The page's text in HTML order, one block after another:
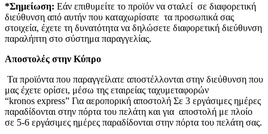
*Σημείωση: Εάν επιθυμείτε το προϊόν να σταλεί σε διαφορετική
διεύθυνση από αυτήν που καταχωρίσατε τα προσωπικά σας
στοιχεία, έχετε τη δυνατότητα να δηλώσετε διαφορετική διεύθυνση
παραλήπτη στο σύστημα παραγγελίας.
Αποστολές στην Κύπρο
Τα προϊόντα που παραγγείλατε αποστέλλονται στην διεύθυνση που
μας έχετε ορίσει, μέσω της εταιρείας ταχυμεταφορών
“kronos express” Για αεροπορική αποστολή Σε 3 εργάσιμες ημέρες
παραδίδονται στην πόρτα του πελάτη και για αποστολή με πλοίο
σε 5-6 εργάσιμες ημέρες παραδίδονται στην πόρτα του πελάτη σας.